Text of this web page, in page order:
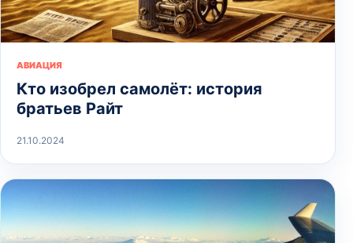
АВИАЦИЯ
Кто изобрел самолёт: история
братьев Райт
21.10.2024